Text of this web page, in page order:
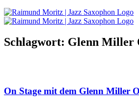
Schlagwort: Glenn Miller
On Stage mit dem Glenn Miller